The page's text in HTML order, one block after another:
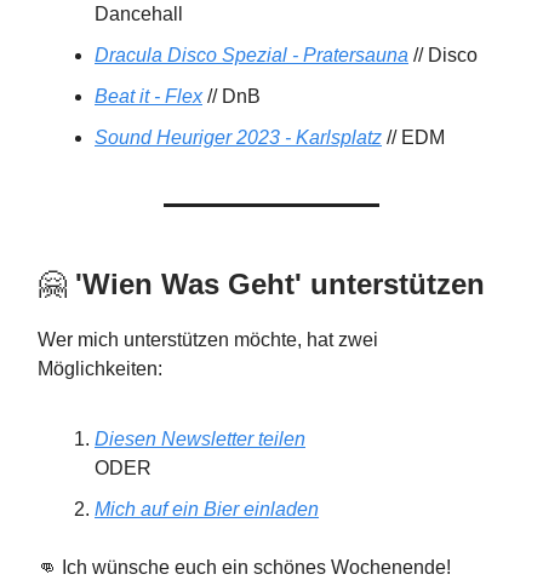
Dancehall
Dracula Disco Spezial - Pratersauna // Disco
Beat it - Flex// DnB
Sound Heuriger 2023 - Karlsplatz // EDM
🤗 'Wien Was Geht' unterstützen
Wer mich unterstützen möchte, hat zwei
Möglichkeiten:
Diesen Newsletter teilen
ODER
Mich auf ein Bier einladen
👊 Ich wünsche euch ein schönes Wochenende!